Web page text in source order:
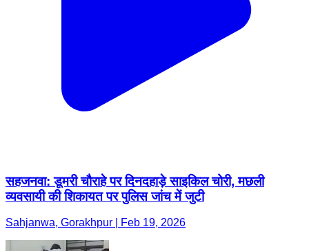
सहजनवा: डूमरी चौराहे पर दिनदहाड़े साइकिल चोरी, मछली
व्यवसायी की शिकायत पर पुलिस जांच में जुटी
Sahjanwa, Gorakhpur | Feb 19, 2026